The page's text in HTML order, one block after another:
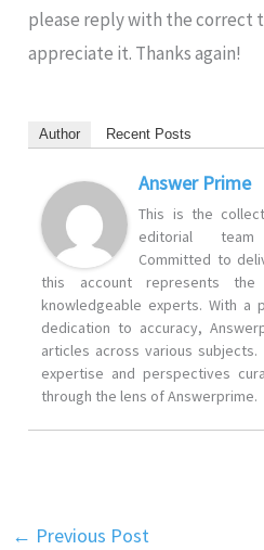
please reply with the correct
appreciate it. Thanks again!
Author Recent Posts
Answer Prime
This is the
editorial team
Committed to
this account represents
knowledgeable experts. With a
dedication to accuracy,
articles across various
expertise and perspectives
through the lens of Answerprime.
← Previous Post